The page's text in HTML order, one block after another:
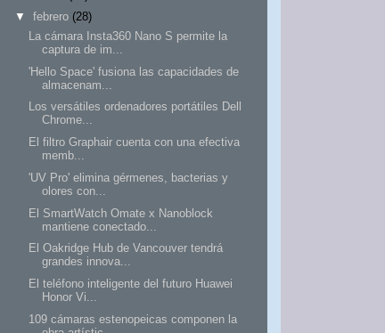
▼
febrero (28)
La cámara Insta360 Nano S permite la
captura de im...
'Hello Space' fusiona las capacidades de
almacenam...
Los versátiles ordenadores portátiles Dell
Chrome...
El filtro Graphair cuenta con una efectiva
memb...
'UV Pro' elimina gérmenes, bacterias y
olores con...
El SmartWatch Omate x Nanoblock
mantiene conectado...
El Oakridge Hub de Vancouver tendrá
grandes innova...
El teléfono inteligente del futuro Huawei
Honor Vi...
109 cámaras estenopeicas componen la